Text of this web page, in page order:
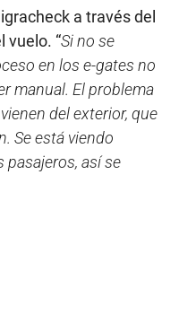
a través del
vuelo. “Si no se
en los e-gates no
manual. El problema
del exterior, que
Se está viendo
pasajeros, así se